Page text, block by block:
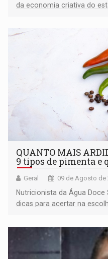
da economia criativa do
QUANTO MAIS
9 tipos de pimenta e
Geral 09 de Agosto de
Nutricionista da Água
dicas para acertar na